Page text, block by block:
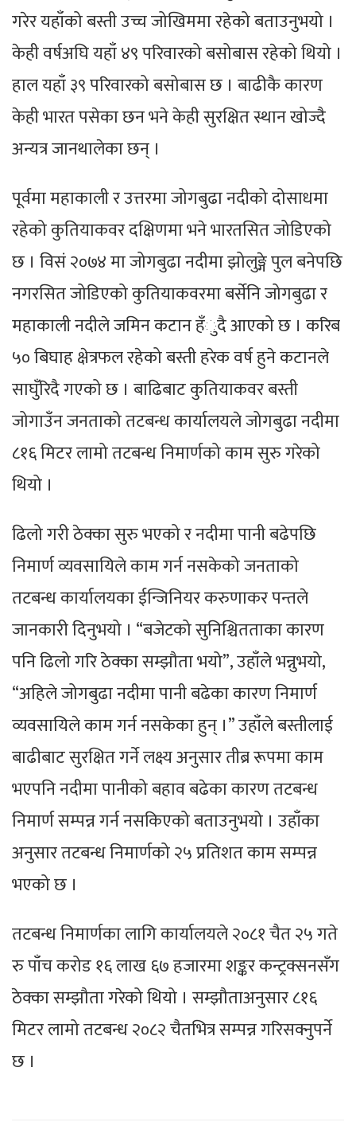
गरेर यहाँको बस्ती उच्च जोखिममा रहेको बताउनुभयो ।
केही वर्षअघि यहाँ ४९ परिवारको बसोबास रहेको थियो ।
हाल यहाँ ३९ परिवारको बसोबास छ । बाढीकै कारण
केही भारत पसेका छन भने केही सुरक्षित स्थान खोज्दै
अन्यत्र जानथालेका छन् ।
पूर्वमा महाकाली र उत्तरमा जोगबुढा नदीको दोसाधमा
रहेको कुतियाकवर दक्षिणमा भने भारतसित जोडिएको
छ । विसं २०७४ मा जोगबुढा नदीमा झोलुङ्गे पुल बनेपछि
नगरसित जोडिएको कुतियाकवरमा बर्सेनि जोगबुढा र
महाकाली नदीले जमिन कटान हँुदै आएको छ । करिब
५० बिघाह क्षेत्रफल रहेको बस्ती हरेक वर्ष हुने कटानले
साघुँरिदै गएको छ । बाढिबाट कुतियाकवर बस्ती
जोगाउँन जनताको तटबन्ध कार्यालयले जोगबुढा नदीमा
८१६ मिटर लामो तटबन्ध निमार्णको काम सुरु गरेको
थियो ।
ढिलो गरी ठेक्का सुरु भएको र नदीमा पानी बढेपछि
निमार्ण व्यवसायिले काम गर्न नसकेको जनताको
तटबन्ध कार्यालयका ईन्जिनियर करुणाकर पन्तले
जानकारी दिनुभयो । “बजेटको सुनिश्चितताका कारण
पनि ढिलो गरि ठेक्का सम्झौता भयो”, उहाँले भन्नुभयो,
“अहिले जोगबुढा नदीमा पानी बढेका कारण निमार्ण
व्यवसायिले काम गर्न नसकेका हुन् ।” उहाँले बस्तीलाई
बाढीबाट सुरक्षित गर्ने लक्ष्य अनुसार तीब्र रूपमा काम
भएपनि नदीमा पानीको बहाव बढेका कारण तटबन्ध
निमार्ण सम्पन्न गर्न नसकिएको बताउनुभयो । उहाँका
अनुसार तटबन्ध निमार्णको २५ प्रतिशत काम सम्पन्न
भएको छ ।
तटबन्ध निमार्णका लागि कार्यालयले २०८१ चैत २५ गते
रु पाँच करोड १६ लाख ६७ हजारमा शङ्कर कन्ट्रक्सनसँग
ठेक्का सम्झौता गरेको थियो । सम्झौताअनुसार ८१६
मिटर लामो तटबन्ध २०८२ चैतभित्र सम्पन्न गरिसक्नुपर्ने
छ ।